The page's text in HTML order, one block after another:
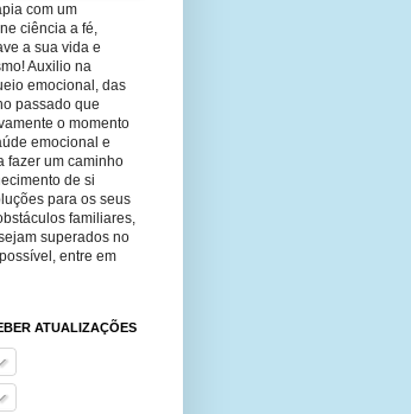
com um
ciência a fé,
a sua vida e
Auxilio na
emocional, das
passado que
o momento
emocional e
fazer um caminho
de si
para os seus
familiares,
superados no
entre em
ATUALIZAÇÕES